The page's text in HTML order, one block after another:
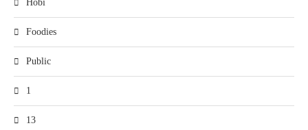
Hobi
Foodies
Public
1
13